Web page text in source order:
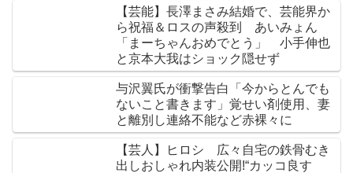
【芸能】長澤まさみ結婚で、芸能界か
ら祝福＆ロスの声殺到 あいみょん
「まーちゃんおめでとう」 小手伸也
と京本大我はショック隠せず
与沢翼氏が衝撃告白「今からとんでも
ないこと書きます」覚せい剤使用、妻
と離別し連絡不能など赤裸々に
【芸人】ヒロシ 広々自宅の鉄骨むき
出しおしゃれ内装公開!“カッコ良す